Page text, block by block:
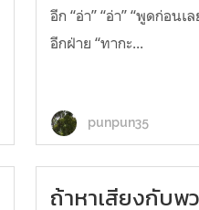
อีก “อ่า” “อ่า” “พูดก่อน
อีกฝ่าย “ทากะ...
punpun35
ถ้าหาเสียงกับพ